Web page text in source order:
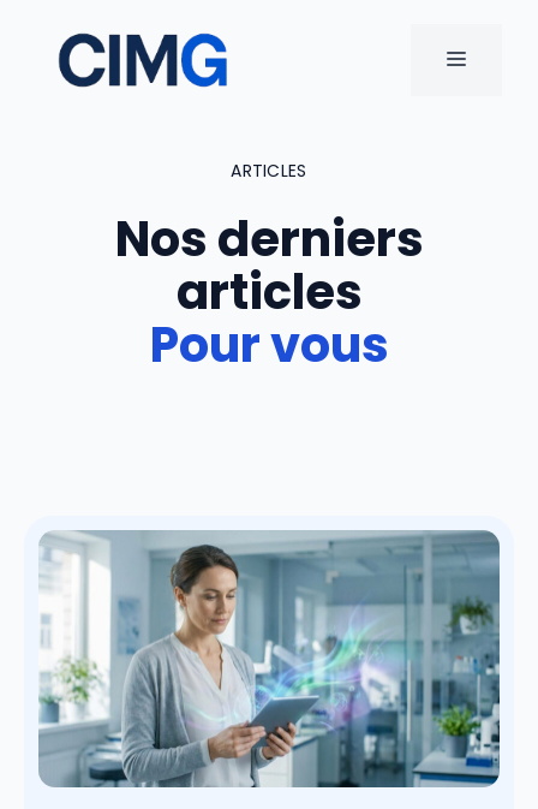
contenu
MENU
ARTICLES
Nos derniers
articles
Pour vous